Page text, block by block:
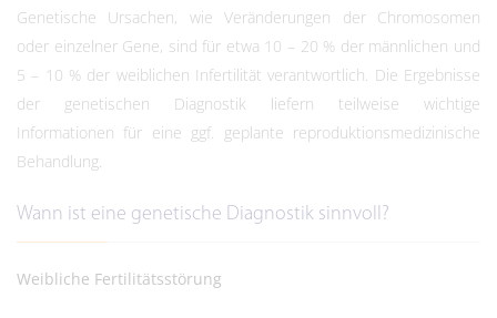
Genetische Ursachen, wie Veränderungen der Chromosomen
oder einzelner Gene, sind für etwa 10 – 20 % der männlichen und
5 – 10 % der weiblichen Infertilität verantwortlich. Die Ergebnisse
der genetischen Diagnostik liefern teilweise wichtige
Informationen für eine ggf. geplante reproduktionsmedizinische
Behandlung.
Wann ist eine genetische Diagnostik sinnvoll?
Weibliche Fertilitätsstörung